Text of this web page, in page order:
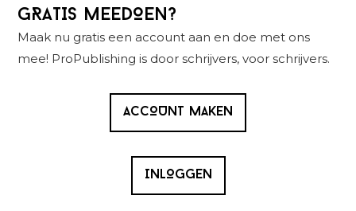
Primaire
Sidebar
GRATIS MEEDOEN?
Maak nu gratis een account aan en doe met ons
mee! ProPublishing is door schrijvers, voor schrijvers.
ACCOUNT MAKEN
INLOGGEN